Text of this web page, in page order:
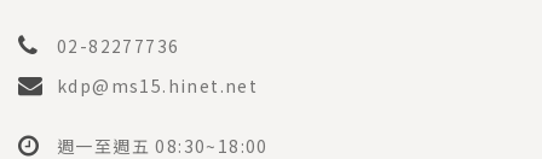
02-82277736
kdp@ms15.hinet.net
週一至週五 08:30~18:00